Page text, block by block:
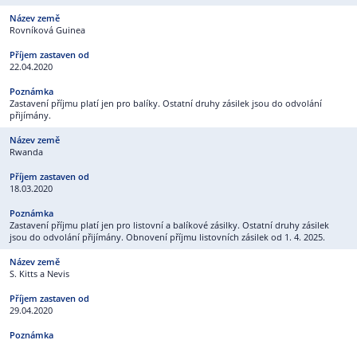
Rovníková Guinea
22.04.2020
Zastavení příjmu platí jen pro balíky. Ostatní druhy zásilek jsou do odvolání
přijímány.
Rwanda
18.03.2020
Zastavení příjmu platí jen pro listovní a balíkové zásilky. Ostatní druhy zásilek
jsou do odvolání přijímány. Obnovení příjmu listovních zásilek od 1. 4. 2025.
S. Kitts a Nevis
29.04.2020